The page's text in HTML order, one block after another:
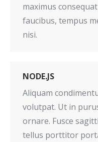
maximus
faucibus, tempus
nisi.
NODE.JS
Aliquam
volutpat. Ut in
ornare. Fusce
tellus porttitor